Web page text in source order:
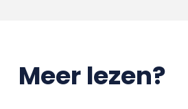
Meer lezen?